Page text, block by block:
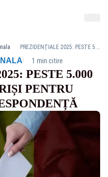
PREZIDENȚIALE 2025: PESTE 5.000 DE ROMÂNI, ÎNSCRIȘI PENTRU VOTUL PRIN CORESPONDENȚĂ
· 1 min citire
PESTE 5.000
PENTRU